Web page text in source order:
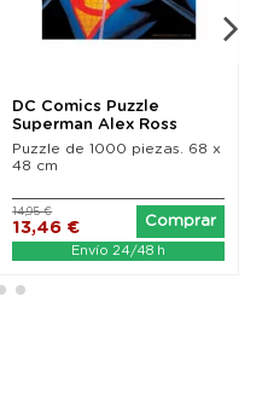
DC Comics Puzzle
Superman Alex Ross
Puzzle de 1000 piezas. 68 x
48 cm
13,46 €
14,95 €
Comprar
Envío 24/48 h